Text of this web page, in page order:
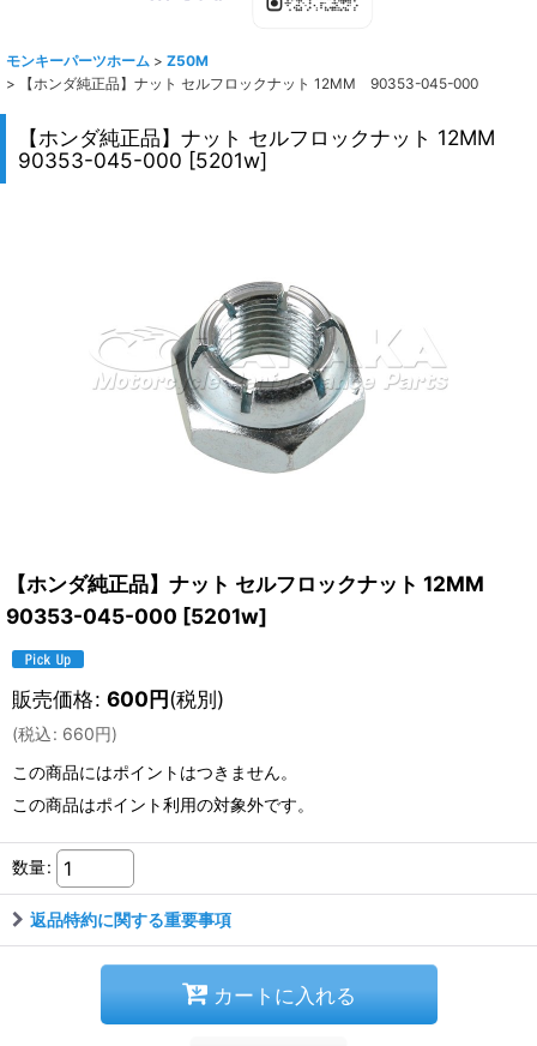
モンキーパーツホーム > Z50M
>
【ホンダ純正品】ナット セルフロックナット 12MM 90353-045-000
【ホンダ純正品】ナット セルフロックナット 12MM
90353-045-000 [5201w]
【ホンダ純正品】ナット セルフロックナット 12MM
90353-045-000 [5201w]
販売価格: 600円(税別)
(税込: 660円)
この商品にはポイントはつきません。
この商品はポイント利用の対象外です。
数量:
返品特約に関する重要事項
カートに入れる